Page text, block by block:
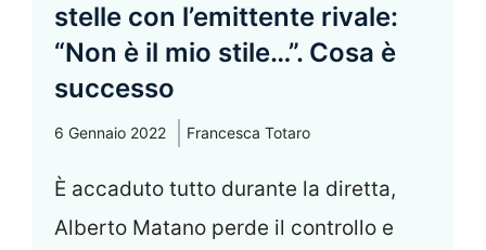
stelle con l’emittente rivale:
“Non è il mio stile…”. Cosa è
successo
6 Gennaio 2022 Francesca Totaro
È accaduto tutto durante la diretta,
Alberto Matano perde il controllo e